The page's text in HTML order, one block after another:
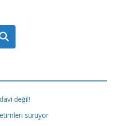
değil!
sürüyor